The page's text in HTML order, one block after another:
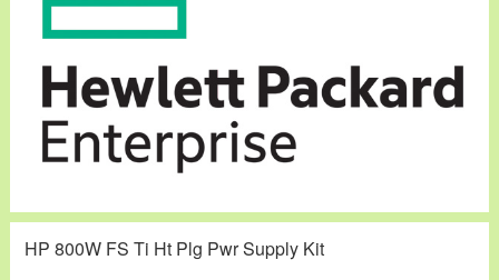
HP 800W FS Ti Ht Plg Pwr Supply Kit